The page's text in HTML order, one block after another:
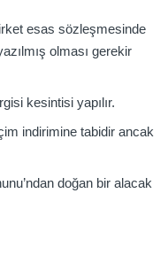
esas sözleşmesinde
olması gerekir
kesintisi yapılır.
indirimine tabidir ancak
doğan bir alacak